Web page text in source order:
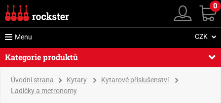
0
Menu CZK
Kategorie produktů
Úvodní strana Kytary
Kytarové příslušenství
Ladičky a metronomy